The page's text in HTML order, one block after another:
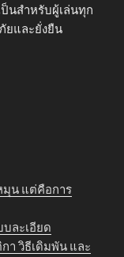
นสำหรับผู้เล่นทุก
ยและยั่งยืน
มุน แต่คือการ
ละเอียด
า วิธีเดิมพัน และ